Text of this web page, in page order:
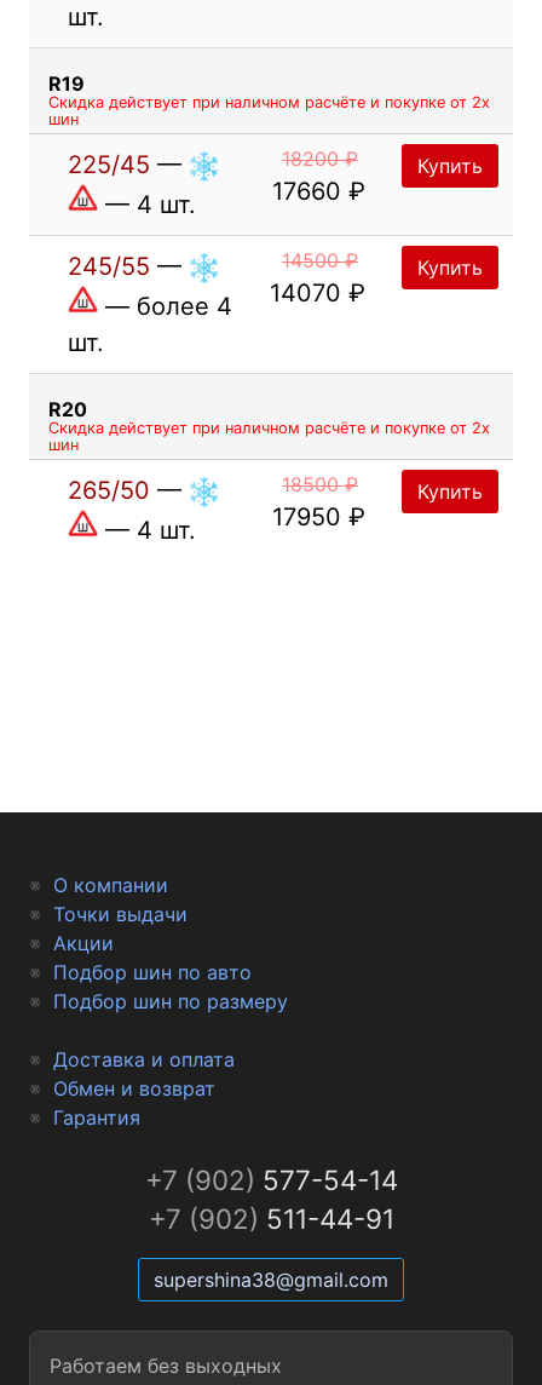
шт.
R19
Скидка действует при наличном расчёте и покупке от 2х
шин
225/45 —
— 4 шт.
18200 ₽
17660 ₽
Купить
245/55 —
— более 4
шт.
14500 ₽
14070 ₽
Купить
R20
Скидка действует при наличном расчёте и покупке от 2х
шин
265/50 —
— 4 шт.
18500 ₽
17950 ₽
Купить
О компании
Точки выдачи
Акции
Подбор шин по авто
Подбор шин по размеру
Доставка и оплата
Обмен и возврат
Гарантия
+7 (902) 577-54-14
+7 (902) 511-44-91
supershina38@gmail.com
Работаем без выходных